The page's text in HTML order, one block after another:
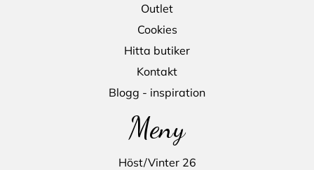
Outlet
Cookies
Hitta butiker
Kontakt
Blogg - inspiration
Meny
Höst/Vinter 26